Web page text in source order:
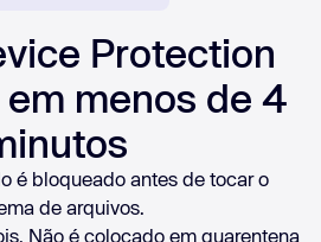
Protection
menos de 4
é bloqueado antes de tocar o
de arquivos.
Não é colocado em quarentena